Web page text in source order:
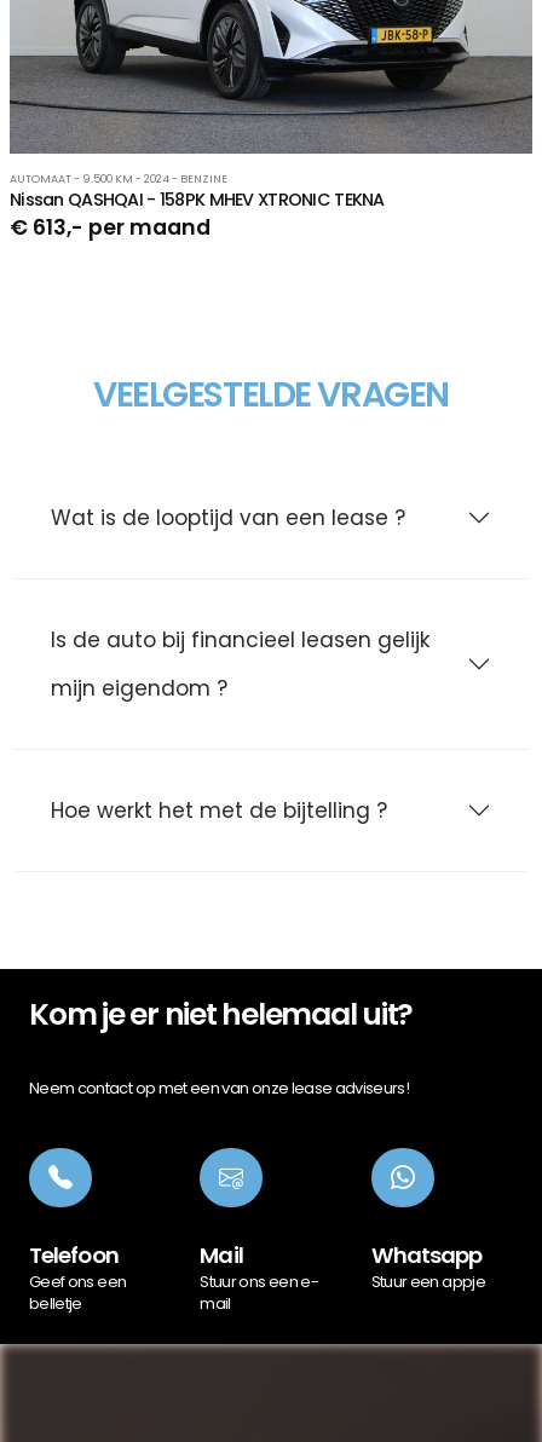
AUTOMAAT - 9.500 KM - 2024 - BENZINE
Nissan QASHQAI - 158PK MHEV XTRONIC TEKNA
€ 613,- per maand
VEELGESTELDE VRAGEN
Wat is de looptijd van een lease ?
Is de auto bij financieel leasen gelijk
mijn eigendom ?
Hoe werkt het met de bijtelling ?
Kom je er niet helemaal uit?
Neem contact op met een van onze lease adviseurs!
Telefoon
Geef ons een
belletje
Mail
Stuur ons een e-
mail
Whatsapp
Stuur een appje